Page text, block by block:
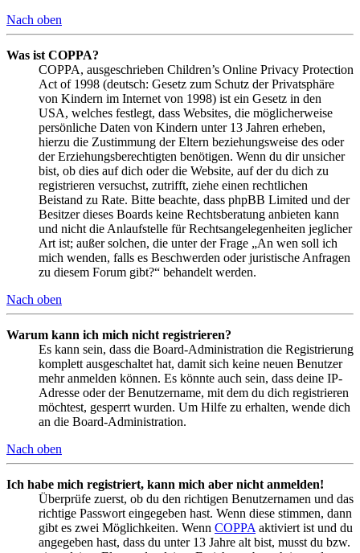
Nach oben
Was ist COPPA?
COPPA, ausgeschrieben Children’s Online Privacy Protection
Act of 1998 (deutsch: Gesetz zum Schutz der Privatsphäre
von Kindern im Internet von 1998) ist ein Gesetz in den
USA, welches festlegt, dass Websites, die möglicherweise
persönliche Daten von Kindern unter 13 Jahren erheben,
hierzu die Zustimmung der Eltern beziehungsweise des oder
der Erziehungsberechtigten benötigen. Wenn du dir unsicher
bist, ob dies auf dich oder die Website, auf der du dich zu
registrieren versuchst, zutrifft, ziehe einen rechtlichen
Beistand zu Rate. Bitte beachte, dass phpBB Limited und der
Besitzer dieses Boards keine Rechtsberatung anbieten kann
und nicht die Anlaufstelle für Rechtsangelegenheiten jeglicher
Art ist; außer solchen, die unter der Frage „An wen soll ich
mich wenden, falls es Beschwerden oder juristische Anfragen
zu diesem Forum gibt?“ behandelt werden.
Nach oben
Warum kann ich mich nicht registrieren?
Es kann sein, dass die Board-Administration die Registrierung
komplett ausgeschaltet hat, damit sich keine neuen Benutzer
mehr anmelden können. Es könnte auch sein, dass deine IP-
Adresse oder der Benutzername, mit dem du dich registrieren
möchtest, gesperrt wurden. Um Hilfe zu erhalten, wende dich
an die Board-Administration.
Nach oben
Ich habe mich registriert, kann mich aber nicht anmelden!
Überprüfe zuerst, ob du den richtigen Benutzernamen und das
richtige Passwort eingegeben hast. Wenn diese stimmen, dann
gibt es zwei Möglichkeiten. Wenn COPPA aktiviert ist und du
angegeben hast, dass du unter 13 Jahre alt bist, musst du bzw.